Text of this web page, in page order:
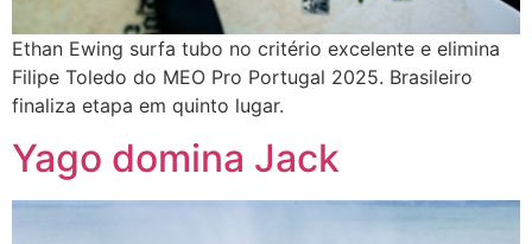
Ethan Ewing surfa tubo no critério excelente e elimina
Filipe Toledo do MEO Pro Portugal 2025. Brasileiro
finaliza etapa em quinto lugar.
Yago domina Jack